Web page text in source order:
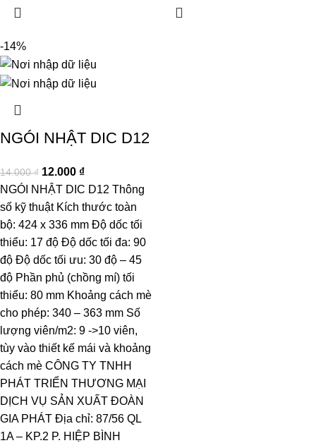
-14%
NGÓI NHẬT DIC D12
14.000₫ 12.000 ₫
NGÓI NHẬT DIC D12 Thông
số kỹ thuật Kích thước toàn
bộ: 424 x 336 mm Độ dốc tối
thiểu: 17 độ Độ dốc tối đa: 90
độ Độ dốc tối ưu: 30 độ – 45
độ Phần phủ (chồng mí) tối
thiểu: 80 mm Khoảng cách mè
cho phép: 340 – 363 mm Số
lượng viên/m2: 9 ->10 viên,
tùy vào thiết kế mái và khoảng
cách mè CÔNG TY TNHH
PHÁT TRIỂN THƯƠNG MẠI
DỊCH VỤ SẢN XUẤT ĐOÀN
GIA PHÁT Địa chỉ: 87/56 QL
1A – KP.2 P. HIỆP BÌNH